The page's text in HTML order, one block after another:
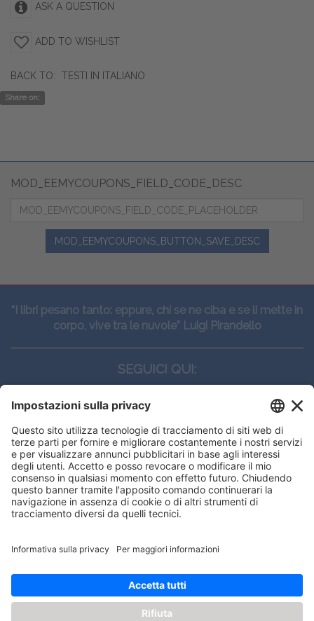
ASK A QUESTION
ADD TO WISHLIST
BACK TO: TESTI IN ITALIANO
Share on:
you get the best experience on our
Got it!
MOD_EEMYCOUPONS_FIELD_CODE_DESC
MOD_EEMYCOUPONS_BUTTON_SAVE_DESC
“I libri pesano tanto: eppure, chi se ne ciba e se li mette in
corpo, vive tra le nuvole” Luigi Pirandello
SEGUICI QUI:
CONTATTI
Edi.Ermes srl
Viale E. Forlanini, 21 - 20134, Milano
(+39)027021121
E-mail:eeinfo@eenet.it
ORARI
Lunedì — Giovedì: - 08:30 - 13:00 – 14:00 - 17:30
Venerdì: - 08:30 - 13:00 – 14:00 - 16:00